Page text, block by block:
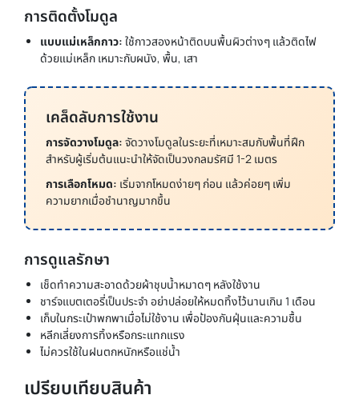
การติดตั้งโมดูล
แบบแม่เหล็กกาว: ใช้กาวสองหน้าติดบนพื้นผิวต่างๆ แล้วติดไฟ
ด้วยแม่เหล็ก เหมาะกับผนัง, พื้น, เสา
เคล็ดลับการใช้งาน
การจัดวางโมดูล: จัดวางโมดูลในระยะที่เหมาะสมกับพื้นที่ฝึก
สำหรับผู้เริ่มต้นแนะนำให้จัดเป็นวงกลมรัศมี 1-2 เมตร
การเลือกโหมด: เริ่มจากโหมดง่ายๆ ก่อน แล้วค่อยๆ เพิ่ม
ความยากเมื่อชำนาญมากขึ้น
การดูแลรักษา
เช็ดทำความสะอาดด้วยผ้าชุบน้ำหมาดๆ หลังใช้งาน
ชาร์จแบตเตอรี่เป็นประจำ อย่าปล่อยให้หมดทิ้งไว้นานเกิน 1 เดือน
เก็บในกระเป๋าพกพาเมื่อไม่ใช้งาน เพื่อป้องกันฝุ่นและความชื้น
หลีกเลี่ยงการทิ้งหรือกระแทกแรง
ไม่ควรใช้ในฝนตกหนักหรือแช่น้ำ
เปรียบเทียบสินค้า